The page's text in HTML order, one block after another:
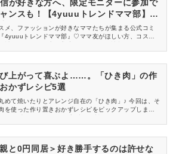
が好きな方へ、限定モニターに参加で
ンスも！【4yuuuトレンドママ部】部
メ、ファッションが好きなママたちが集まる公式コミ
4yuuuトレンドママ部』♡ママ友がほしい方、コスメサ
る方を募集しています！
上がって喜ぶよ……。「ひき肉」の作
かずレシピ5選
めて焼いたりとアレンジ自在の「ひき肉」♪ 今回は、そ
を使った作り置きおかずレシピをピックアップしまし
と0円同居＞好き勝手するのは許せな